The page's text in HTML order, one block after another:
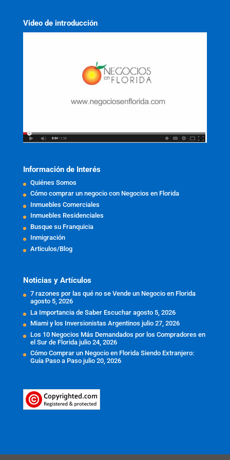
Video de introducción
Información de Interés
Quiénes Somos
Cómo comprar un negocio con Negocios en Florida
Inmuebles Comerciales
Inmuebles Residenciales
Busque su Franquicia
Inmigración
Articulos/Blog
Noticias y Artículos
7 razones por las qué no se Vende un Negocio en Florida
agosto 5, 2026
La Importancia de Saber Escuchar agosto 5, 2026
Miami y los Inversionistas Argentinos julio 27, 2026
Los 10 Negocios Más Demandados por los Compradores en
el Sur de Florida julio 24, 2026
Cómo Comprar un Negocio en Florida Siendo Extranjero:
Guía Paso a Paso julio 20, 2026